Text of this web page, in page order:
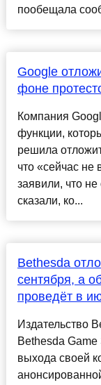
пообещала
Google
фоне
Компания
функции,
решила
что «сейчас не
заявили, что
сказали, ко...
Bethesda
сентября, а
проведёт в
Издательство
Bethesda
выхода своей